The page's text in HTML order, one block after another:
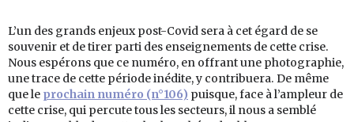
L’un des grands enjeux post-Covid sera à cet égard de se
souvenir et de tirer parti des enseignements de cette crise.
Nous espérons que ce numéro, en offrant une photographie,
une trace de cette période inédite, y contribuera. De même
que le prochain numéro (n°106) puisque, face à l’ampleur de
cette crise, qui percute tous les secteurs, il nous a semblé